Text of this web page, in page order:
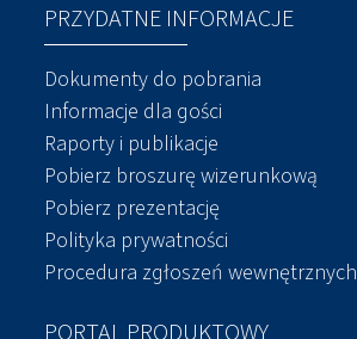
PRZYDATNE INFORMACJE
Dokumenty do pobrania
Informacje dla gości
Raporty i publikacje
Pobierz broszurę wizerunkową
Pobierz prezentację
Polityka prywatności
Procedura zgłoszeń wewnętrznych
PORTAL PRODUKTOWY